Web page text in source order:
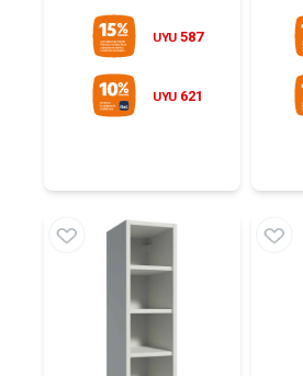
UYU 587
UYU 621